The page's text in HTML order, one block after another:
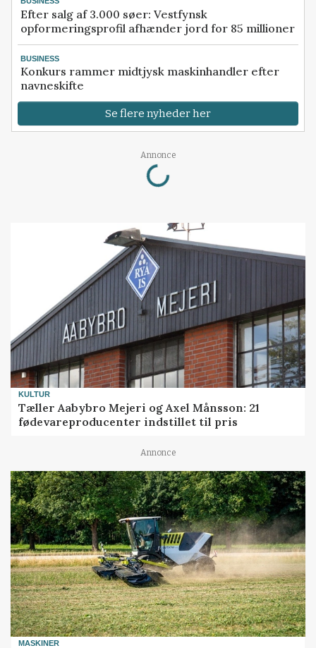
Efter salg af 3.000 søer: Vestfynsk
opformeringsprofil afhænder jord for 85 millioner
BUSINESS
Konkurs rammer midtjysk maskinhandler efter
navneskifte
Se flere nyheder her
Annonce
Loading...
KULTUR
Tæller Aabybro Mejeri og Axel Månsson: 21
fødevareproducenter indstillet til pris
Annonce
MASKINER